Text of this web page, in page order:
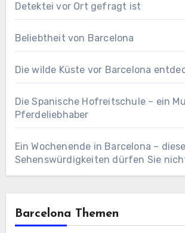
Detektei vor Ort gefragt ist
Beliebtheit von Barcelona
Die wilde Küste vor Barcelona
Die Spanische Hofreitschule – ein
Pferdeliebhaber
Ein Wochenende in Barcelona – diese
Sehenswürdigkeiten dürfen Sie
Barcelona Themen